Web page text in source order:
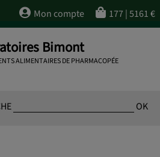
Bimont
ALIMENTAIRES DE PHARMACOPÉE
OK
Mon compte 177|5161€